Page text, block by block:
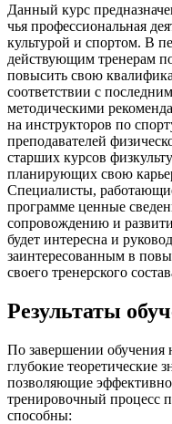
Данный курс
чья профессиональная
культурой и спортом. В
действующим тренерам
повысить свою
соответствии с
методическими
на инструкторов по
преподавателей
старших курсов
планирующих свою
Специалисты,
программе ценные
сопровождению и
будет интересна и
заинтересованным в
своего тренерского
Результаты
По завершении обучения
глубокие теоретические
позволяющие
тренировочный процесс
способны: